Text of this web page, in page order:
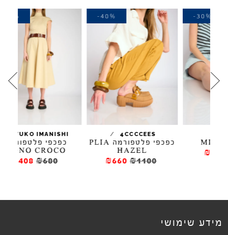
4CCCCEES
/
כפכפי פלטפורמה PLIA
HAZEL
₪1100
₪660
-40%
YUKO IMANISHI
/
כפכפי פלטפורמה
NONO CROCO
₪408
-40%
מידע שימושי